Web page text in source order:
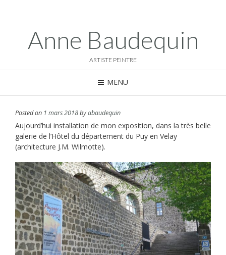
Anne Baudequin
ARTISTE PEINTRE
MENU
Posted on 1 mars 2018byabaudequin
Aujourd’hui installation de mon exposition, dans la très belle
galerie de l’Hôtel du département du Puy en Velay
(architecture J.M. Wilmotte).